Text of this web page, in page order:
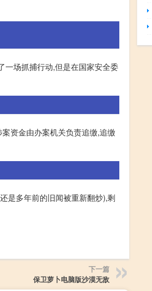
一场抓捕行动,但是在国家安全委
资金由办案机关负责追缴,追缴
是多年前的旧闻被重新翻炒),剩
下一篇
保卫萝卜电脑版沙漠无敌